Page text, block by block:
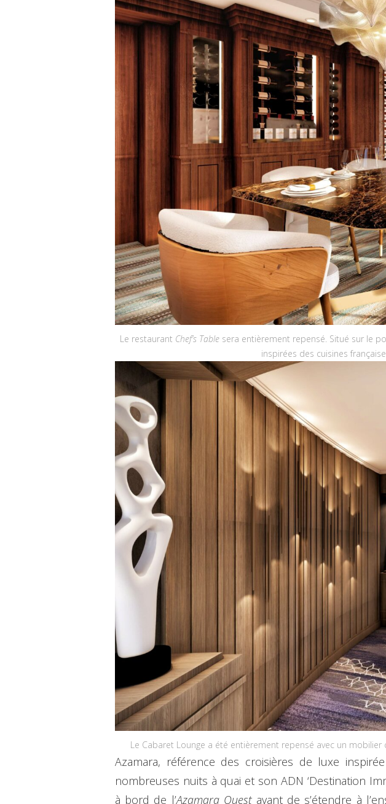
Le restaurant Chef’s Tablesera entièrement repensé. Situé sur le
inspirées des cuisines
Le Cabaret Lounge a été entièrement repensé avec un
Azamara, référence des croisières de luxe
nombreuses nuits à quai et son ADN ‘Destination
à bord de l’Azamara Questavant de s’étendre à